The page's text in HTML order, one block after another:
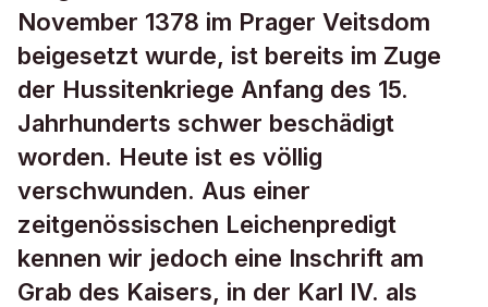
November 1378 im Prager Veitsdom
beigesetzt wurde, ist bereits im Zuge
der Hussitenkriege Anfang des 15.
Jahrhunderts schwer beschädigt
worden. Heute ist es völlig
verschwunden. Aus einer
zeitgenössischen Leichenpredigt
kennen wir jedoch eine Inschrift am
Grab des Kaisers, in der Karl IV. als